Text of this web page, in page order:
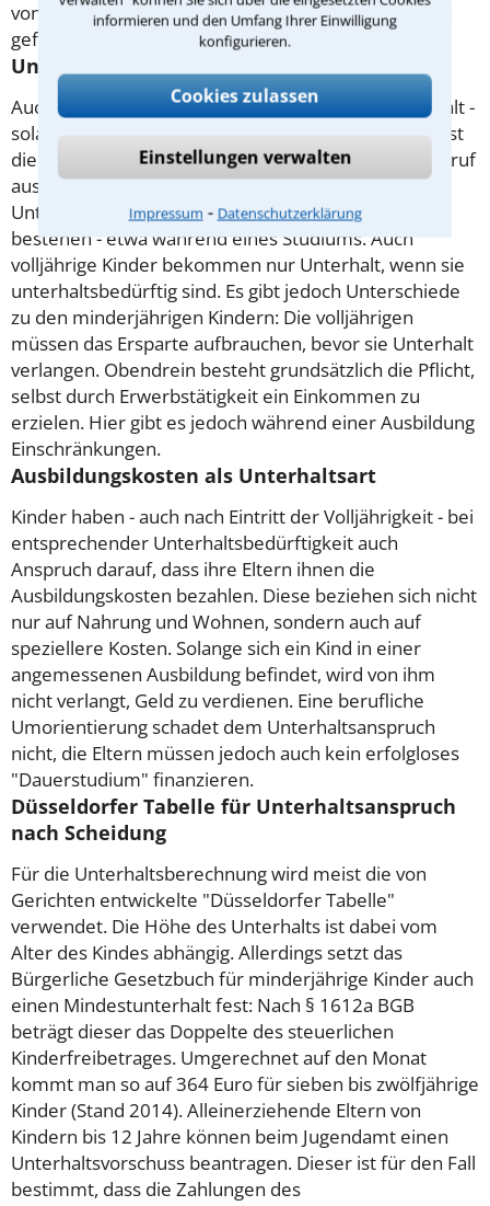
informieren und den Umfang Ihrer Einwilligung
konfigurieren.
Cookies zulassen
Einstellungen verwalten
Impressum ⁃ Datenschutzerklärung
von vorhandenem Vermögen wird nur solange nicht
gefordert, wie die Eltern Unterhalt zahlen können.
Unterhalt für volljährige Kinder
Auch volljährige Kinder haben Anspruch auf Unterhalt -
solange sie ihre Erstausbildung durchlaufen. Damit ist
die Ausbildung gemeint, die es ermöglicht, einen Beruf
auszuüben - also nicht die Schule. Ein
Unterhaltsanspruch kann auch für geraume Zeit
bestehen - etwa während eines Studiums. Auch
volljährige Kinder bekommen nur Unterhalt, wenn sie
unterhaltsbedürftig sind. Es gibt jedoch Unterschiede
zu den minderjährigen Kindern: Die volljährigen
müssen das Ersparte aufbrauchen, bevor sie Unterhalt
verlangen. Obendrein besteht grundsätzlich die Pflicht,
selbst durch Erwerbstätigkeit ein Einkommen zu
erzielen. Hier gibt es jedoch während einer Ausbildung
Einschränkungen.
Ausbildungskosten als Unterhaltsart
Kinder haben - auch nach Eintritt der Volljährigkeit - bei
entsprechender Unterhaltsbedürftigkeit auch
Anspruch darauf, dass ihre Eltern ihnen die
Ausbildungskosten bezahlen. Diese beziehen sich nicht
nur auf Nahrung und Wohnen, sondern auch auf
speziellere Kosten. Solange sich ein Kind in einer
angemessenen Ausbildung befindet, wird von ihm
nicht verlangt, Geld zu verdienen. Eine berufliche
Umorientierung schadet dem Unterhaltsanspruch
nicht, die Eltern müssen jedoch auch kein erfolgloses
"Dauerstudium" finanzieren.
Düsseldorfer Tabelle für Unterhaltsanspruch
nach Scheidung
Für die Unterhaltsberechnung wird meist die von
Gerichten entwickelte "Düsseldorfer Tabelle"
verwendet. Die Höhe des Unterhalts ist dabei vom
Alter des Kindes abhängig. Allerdings setzt das
Bürgerliche Gesetzbuch für minderjährige Kinder auch
einen Mindestunterhalt fest: Nach § 1612a BGB
beträgt dieser das Doppelte des steuerlichen
Kinderfreibetrages. Umgerechnet auf den Monat
kommt man so auf 364 Euro für sieben bis zwölfjährige
Kinder (Stand 2014).Alleinerziehende Eltern von
Kindern bis 12 Jahre können beim Jugendamt einen
Unterhaltsvorschuss beantragen. Dieser ist für den Fall
bestimmt, dass die Zahlungen des